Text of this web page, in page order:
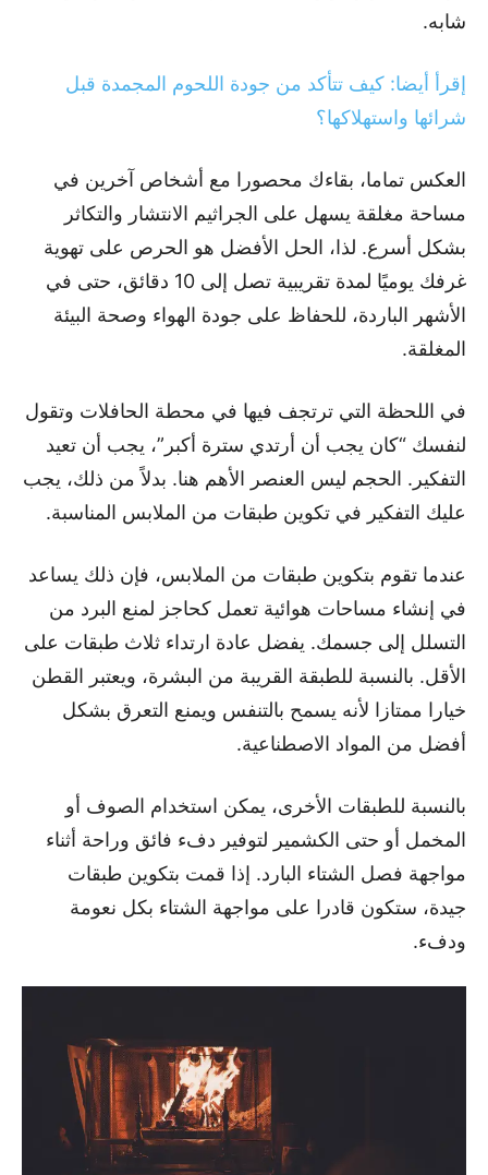
شابه.
إقرأ أيضا: كيف تتأكد من جودة اللحوم المجمدة قبل
شرائها واستهلاكها؟
العكس تماما، بقاءك محصورا مع أشخاص آخرين في
مساحة مغلقة يسهل على الجراثيم الانتشار والتكاثر
بشكل أسرع. لذا، الحل الأفضل هو الحرص على تهوية
غرفك يوميًا لمدة تقريبية تصل إلى 10 دقائق، حتى في
الأشهر الباردة، للحفاظ على جودة الهواء وصحة البيئة
المغلقة.
في اللحظة التي ترتجف فيها في محطة الحافلات وتقول
لنفسك “كان يجب أن أرتدي سترة أكبر”، يجب أن تعيد
التفكير. الحجم ليس العنصر الأهم هنا. بدلاً من ذلك، يجب
عليك التفكير في تكوين طبقات من الملابس المناسبة.
عندما تقوم بتكوين طبقات من الملابس، فإن ذلك يساعد
في إنشاء مساحات هوائية تعمل كحاجز لمنع البرد من
التسلل إلى جسمك. يفضل عادة ارتداء ثلاث طبقات على
الأقل. بالنسبة للطبقة القريبة من البشرة، ويعتبر القطن
خيارا ممتازا لأنه يسمح بالتنفس ويمنع التعرق بشكل
أفضل من المواد الاصطناعية.
بالنسبة للطبقات الأخرى، يمكن استخدام الصوف أو
المخمل أو حتى الكشمير لتوفير دفء فائق وراحة أثناء
مواجهة فصل الشتاء البارد. إذا قمت بتكوين طبقات
جيدة، ستكون قادرا على مواجهة الشتاء بكل نعومة
ودفء.